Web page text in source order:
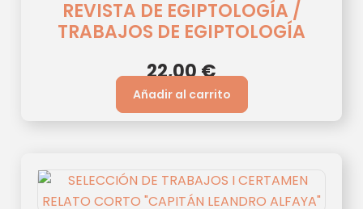
REVISTA DE EGIPTOLOGÍA /
TRABAJOS DE EGIPTOLOGÍA
22,00€
Añadir al carrito